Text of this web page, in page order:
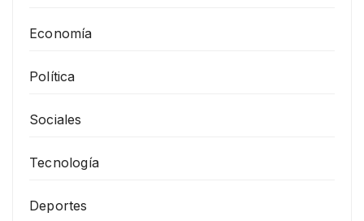
Economía
Política
Sociales
Tecnología
Deportes